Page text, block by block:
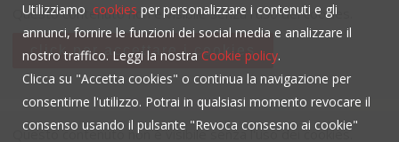
Questo contenuto non è visibile senza l'uso dei cookies.
click per accettare i cookies
Questo contenuto non è visibile senza l'uso dei cookies.
Utilizziamo cookies per personalizzare i contenuti e gli
annunci, fornire le funzioni dei social media e analizzare il
nostro traffico. Leggi la nostra Cookie policy.
Clicca su "Accetta cookies" o continua la navigazione per
consentirne l'utilizzo. Potrai in qualsiasi momento revocare il
consenso usando il pulsante "Revoca consesno ai cookie"